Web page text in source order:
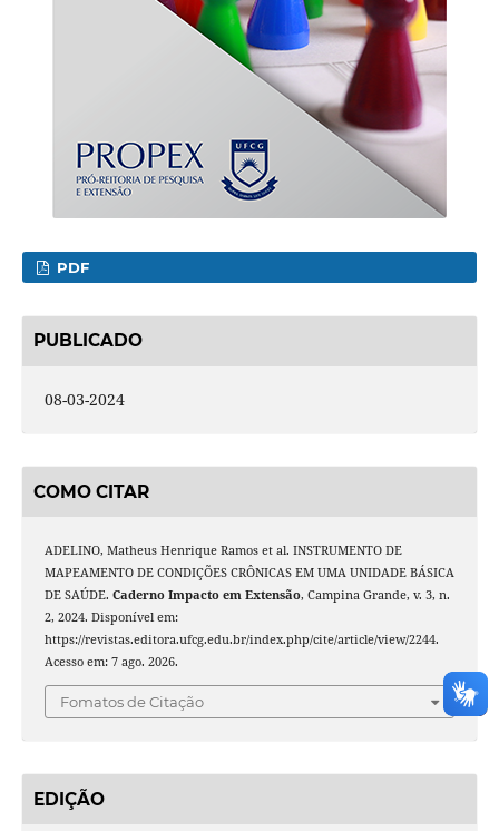
PDF
PUBLICADO
08-03-2024
COMO CITAR
ADELINO, Matheus Henrique Ramos et al. INSTRUMENTO DE
MAPEAMENTO DE CONDIÇÕES CRÔNICAS EM UMA UNIDADE BÁSICA
DE SAÚDE. Caderno Impacto em Extensão, Campina Grande, v. 3, n.
2, 2024. Disponível em:
https://revistas.editora.ufcg.edu.br/index.php/cite/article/view/2244.
Acesso em: 7 ago. 2026.
Fomatos de Citação
EDIÇÃO